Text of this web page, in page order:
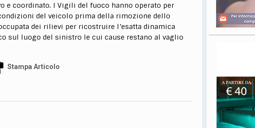
e coordinato. I Vigili del fuoco hanno operato per
del veicolo prima della rimozione dello
dei rilievi per ricostruire l’esatta dinamica
sul luogo del sinistro le cui cause restano al vaglio
Stampa Articolo